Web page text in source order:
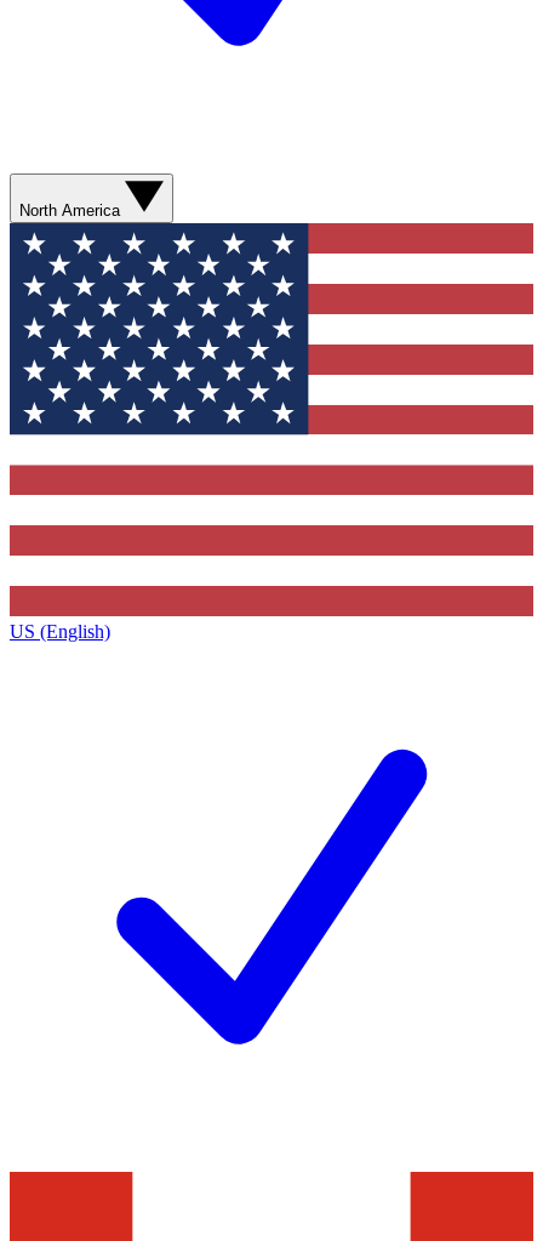
North America
US (English)